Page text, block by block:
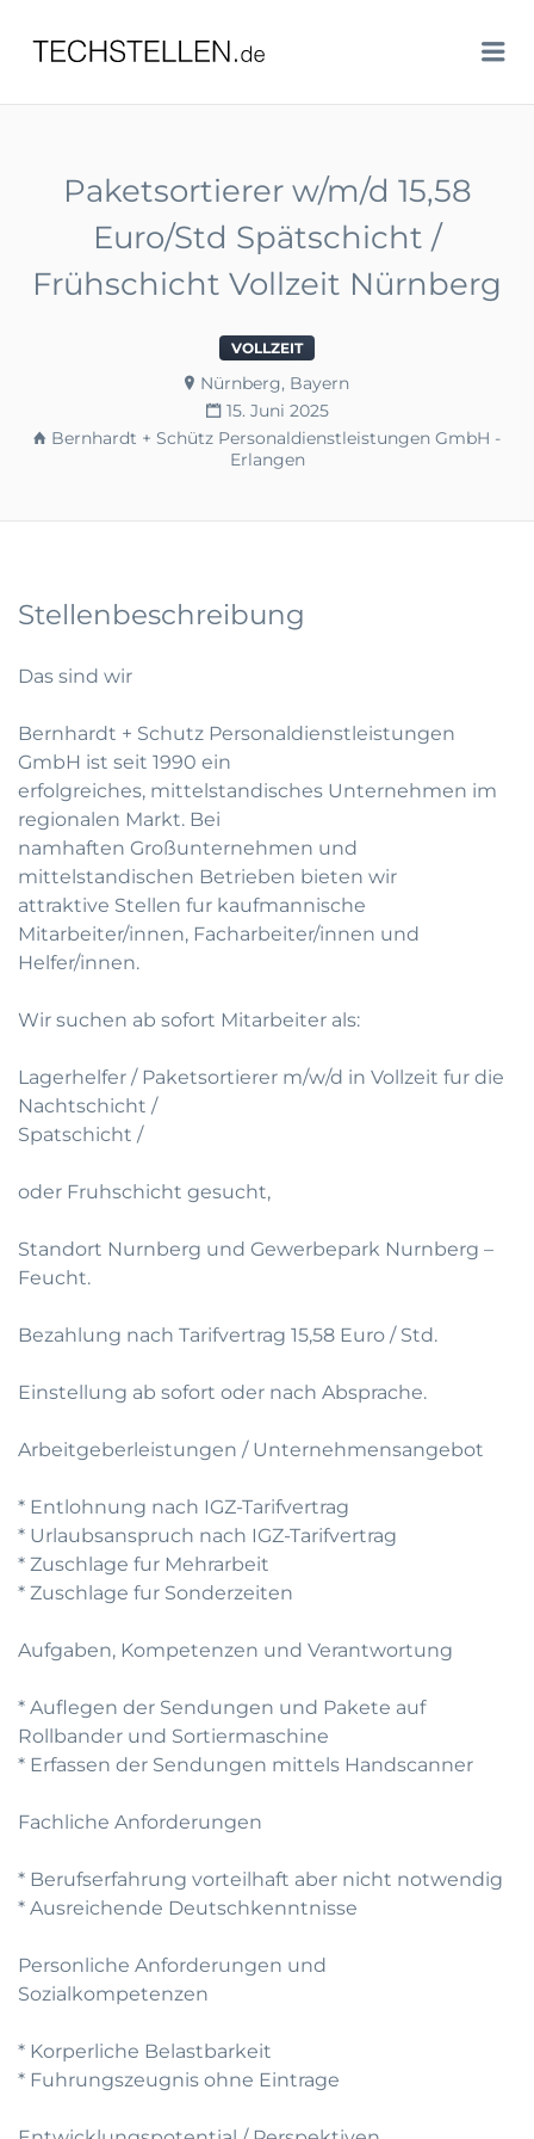
TECHSTELLEN.DE
Paketsortierer w/m/d 15,58
Euro/Std Spätschicht /
Frühschicht Vollzeit Nürnberg
VOLLZEIT
Nürnberg, Bayern
15. Juni 2025
Bernhardt + Schütz Personaldienstleistungen GmbH -
Erlangen
Stellenbeschreibung
Das sind wir
Bernhardt + Schutz Personaldienstleistungen
GmbH ist seit 1990 ein
erfolgreiches, mittelstandisches Unternehmen im
regionalen Markt. Bei
namhaften Großunternehmen und
mittelstandischen Betrieben bieten wir
attraktive Stellen fur kaufmannische
Mitarbeiter/innen, Facharbeiter/innen und
Helfer/innen.
Wir suchen ab sofort Mitarbeiter als:
Lagerhelfer / Paketsortierer m/w/d in Vollzeit fur die
Nachtschicht /
Spatschicht /
oder Fruhschicht gesucht,
Standort Nurnberg und Gewerbepark Nurnberg –
Feucht.
Bezahlung nach Tarifvertrag 15,58 Euro / Std.
Einstellung ab sofort oder nach Absprache.
Arbeitgeberleistungen / Unternehmensangebot
* Entlohnung nach IGZ-Tarifvertrag
* Urlaubsanspruch nach IGZ-Tarifvertrag
* Zuschlage fur Mehrarbeit
* Zuschlage fur Sonderzeiten
Aufgaben, Kompetenzen und Verantwortung
* Auflegen der Sendungen und Pakete auf
Rollbander und Sortiermaschine
* Erfassen der Sendungen mittels Handscanner
Fachliche Anforderungen
* Berufserfahrung vorteilhaft aber nicht notwendig
* Ausreichende Deutschkenntnisse
Personliche Anforderungen und
Sozialkompetenzen
* Korperliche Belastbarkeit
* Fuhrungszeugnis ohne Eintrage